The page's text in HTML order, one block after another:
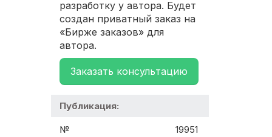
разработку у автора. Будет
создан приватный заказ на
«Бирже заказов» для
автора.
Заказать консультацию
Публикация:
№ 19951